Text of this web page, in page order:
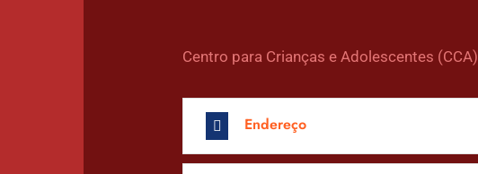
Centro para Crianças e Adolescentes (CCA)
Endereço